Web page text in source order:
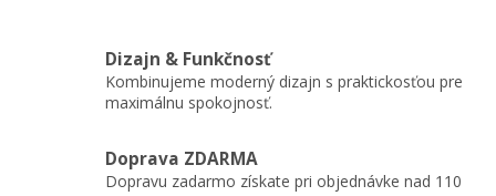
Dizajn & Funkčnosť
Kombinujeme moderný dizajn s praktickosťou pre
maximálnu spokojnosť.
Doprava ZDARMA
Dopravu zadarmo získate pri objednávke nad 110